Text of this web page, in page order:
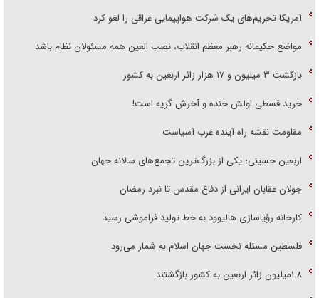
آمریکا تحریم‌های یک شرکت هواپیمایی عراقی را لغو کرد
مواضع حکیمانه رهبر معظم انقلاب، نصب العین همه مسئولان نظام باشد
بازگشت ۳ میلیون و ۱۷ هزار زائر اربعین به کشور
خرید قسطی اولش خنده و آخرش گریه است!
مقاومت نقشه راه آینده غرب آسیاست
اربعین حسینی؛ یکی از بزرگ‌ترین تجمع‌های سالانه جهان
جولان عقابان ایرانی از دفاع مقدس تا نبرد رمضان
کارخانه رؤیاسازی هالیوود به خط تولید فراموشی رسید
فلسطین مسئله نخست جهان اسلام به شمار می‌رود
۱.۸میلیون زائر اربعین به کشور بازگشتند